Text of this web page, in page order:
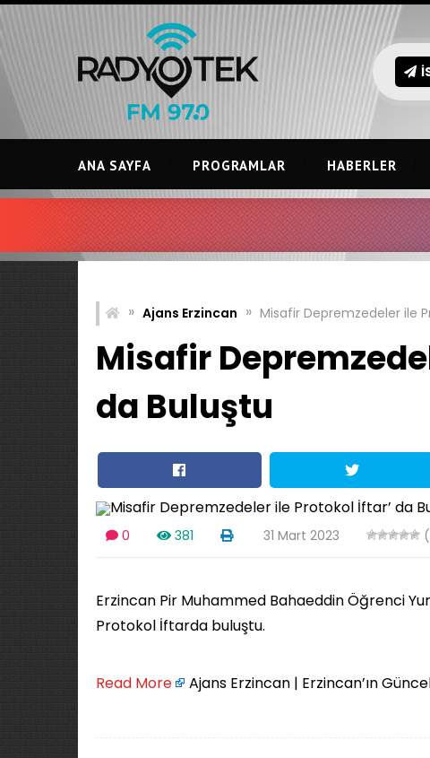
Skip
to
content
ANA SAYFA PROGRAMLAR HABERLER
» Ajans Erzincan » Misafir Depremzedeler ile
Misafir
da Buluştu
0 381 31 Mart 2023
Erzincan Pir Muhammed Bahaeddin Öğrenci
Protokol İftarda buluştu.
Read More Ajans Erzincan | Erzincan’ın